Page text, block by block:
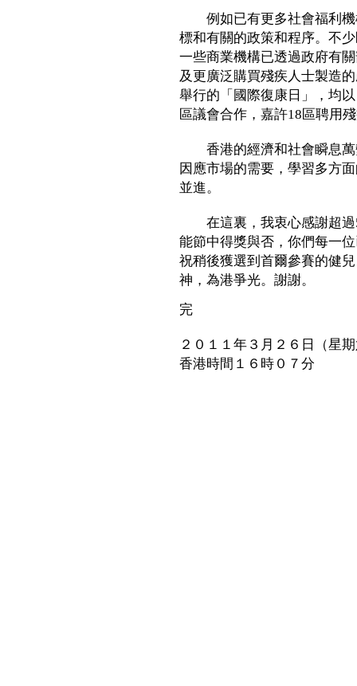
例如已有更多社會福利機
標和有關的政策和程序。不
一些商業機構已透過政府有
及更廣泛購買殘疾人士製造
舉行的「國際復康日」，均
區議會合作，嘉許18區聘用
香港的經濟和社會瞬息萬
因應市場的需要，學習多方
並進。
在這裏，我衷心感謝超過
能節中得獎與否，你們每一
祝稍後獲選到首爾參賽的健
神，為港爭光。謝謝。
完
２０１１年３月２６日（星
香港時間１６時０７分